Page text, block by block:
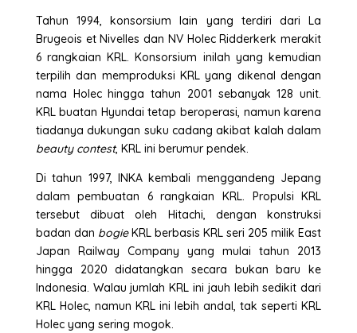
Tahun 1994, konsorsium lain yang terdiri dari La
Brugeois et Nivelles dan NV Holec Ridderkerk merakit
6 rangkaian KRL. Konsorsium inilah yang kemudian
terpilih dan memproduksi KRL yang dikenal dengan
nama Holec hingga tahun 2001 sebanyak 128 unit.
KRL buatan Hyundai tetap beroperasi, namun karena
tiadanya dukungan suku cadang akibat kalah dalam
beauty contest, KRL ini berumur pendek.
Di tahun 1997, INKA kembali menggandeng Jepang
dalam pembuatan 6 rangkaian KRL. Propulsi KRL
tersebut dibuat oleh Hitachi, dengan konstruksi
badan dan bogieKRL berbasis KRL seri 205 milik East
Japan Railway Company yang mulai tahun 2013
hingga 2020 didatangkan secara bukan baru ke
Indonesia. Walau jumlah KRL ini jauh lebih sedikit dari
KRL Holec, namun KRL ini lebih andal, tak seperti KRL
Holec yang sering mogok.